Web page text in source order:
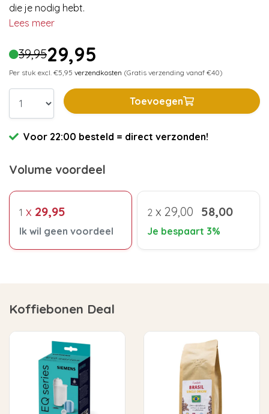
die je nodig hebt.
Lees meer
39,9529,95
Per stuk excl. €5,95 verzendkosten (Gratis verzending vanaf €40)
Toevoegen
Voor 22:00 besteld = direct verzonden!
Volume voordeel
1 x 29,95
Ik wil geen voordeel
2 x 29,00 58,00
Je bespaart 3%
Koffiebonen Deal